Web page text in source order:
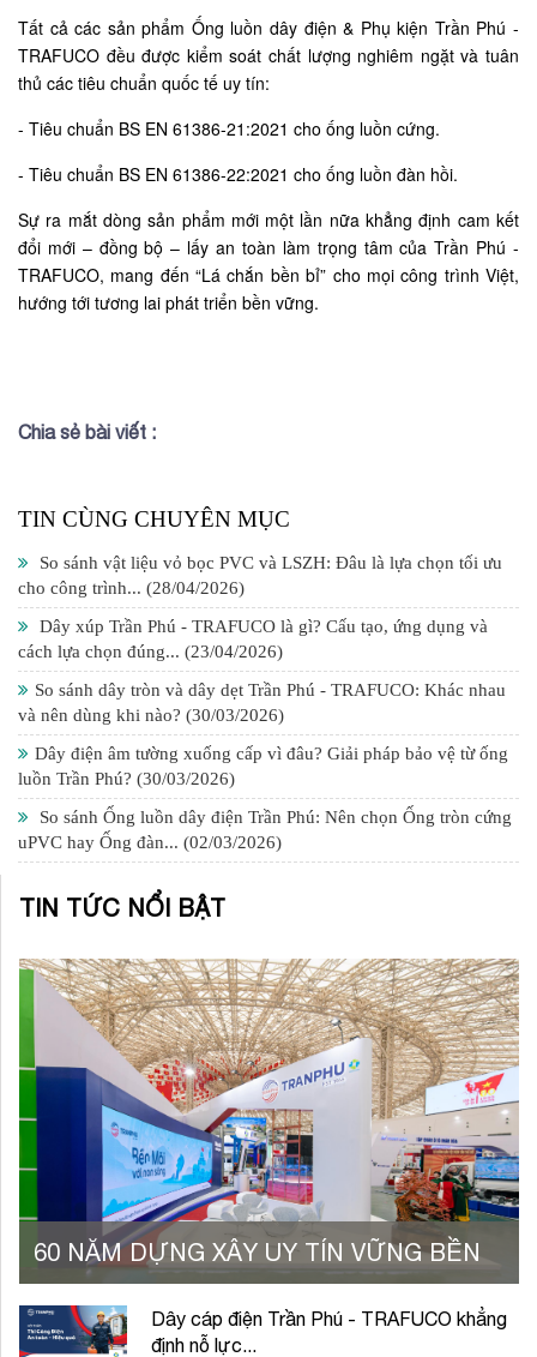
Tất cả các sản phẩm Ống luồn dây điện & Phụ kiện Trần Phú -
TRAFUCO đều được kiểm soát chất lượng nghiêm ngặt và tuân
thủ các tiêu chuẩn quốc tế uy tín:
- Tiêu chuẩn BS EN 61386-21:2021 cho ống luồn cứng.
- Tiêu chuẩn BS EN 61386-22:2021 cho ống luồn đàn hồi.
Sự ra mắt dòng sản phẩm mới một lần nữa khẳng định cam kết
đổi mới – đồng bộ – lấy an toàn làm trọng tâm của Trần Phú -
TRAFUCO, mang đến “Lá chắn bền bỉ” cho mọi công trình Việt,
hướng tới tương lai phát triển bền vững.
Chia sẻ bài viết :
TIN CÙNG CHUYÊN MỤC
So sánh vật liệu vỏ bọc PVC và LSZH: Đâu là lựa chọn tối ưu
cho công trình... (28/04/2026)
Dây xúp Trần Phú - TRAFUCO là gì? Cấu tạo, ứng dụng và
cách lựa chọn đúng... (23/04/2026)
So sánh dây tròn và dây dẹt Trần Phú - TRAFUCO: Khác nhau
và nên dùng khi nào? (30/03/2026)
Dây điện âm tường xuống cấp vì đâu? Giải pháp bảo vệ từ ống
luồn Trần Phú? (30/03/2026)
So sánh Ống luồn dây điện Trần Phú: Nên chọn Ống tròn cứng
uPVC hay Ống đàn... (02/03/2026)
TIN TỨC NỔI BẬT
60 NĂM DỰNG XÂY UY TÍN VỮNG BỀN
Dây cáp điện Trần Phú - TRAFUCO khẳng
định nỗ lực...